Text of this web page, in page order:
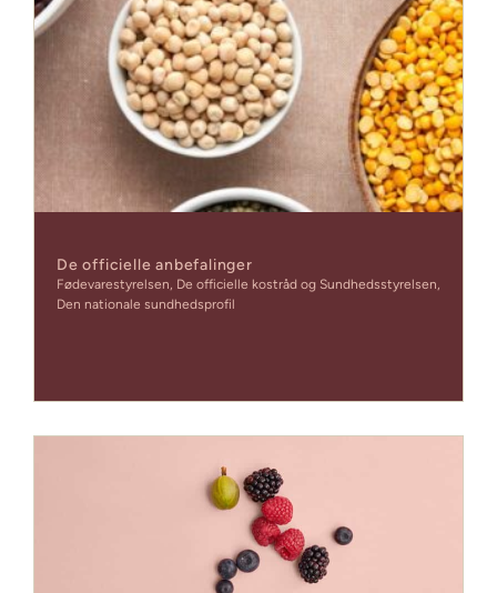
De officielle anbefalinger
Fødevarestyrelsen, De officielle kostråd og Sundhedsstyrelsen,
Den nationale sundhedsprofil